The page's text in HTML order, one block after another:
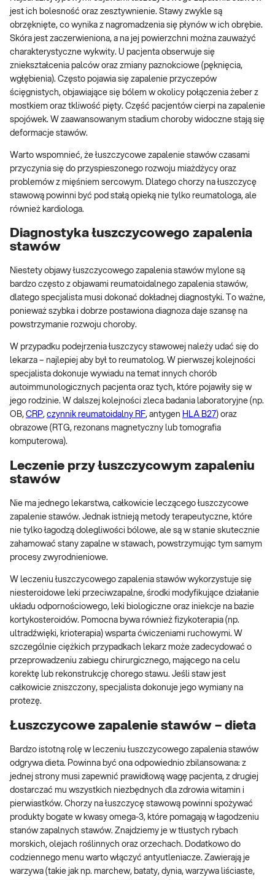
jest ich bolesność oraz zesztywnienie. Stawy zwykle są
obrzęknięte, co wynika z nagromadzenia się płynów w ich obrębie.
Skóra jest zaczerwieniona, a na jej powierzchni można zauważyć
charakterystyczne wykwity. U pacjenta obserwuje się
zniekształcenia palców oraz zmiany paznokciowe (pęknięcia,
wgłębienia). Często pojawia się zapalenie przyczepów
ścięgnistych, objawiające się bólem w okolicy połączenia żeber z
mostkiem oraz tkliwość pięty. Część pacjentów cierpi na zapalenie
spojówek. W zaawansowanym stadium choroby widoczne stają się
deformacje stawów.
Warto wspomnieć, że łuszczycowe zapalenie stawów czasami
przyczynia się do przyspieszonego rozwoju miażdżycy oraz
problemów z mięśniem sercowym. Dlatego chorzy na łuszczycę
stawową powinni być pod stałą opieką nie tylko reumatologa, ale
również kardiologa.
Diagnostyka łuszczycowego zapalenia
stawów
Niestety objawy łuszczycowego zapalenia stawów mylone są
bardzo często z objawami reumatoidalnego zapalenia stawów,
dlatego specjalista musi dokonać dokładnej diagnostyki. To ważne,
ponieważ szybka i dobrze postawiona diagnoza daje szansę na
powstrzymanie rozwoju choroby.
W przypadku podejrzenia łuszczycy stawowej należy udać się do
lekarza – najlepiej aby był to reumatolog. W pierwszej kolejności
specjalista dokonuje wywiadu na temat innych chorób
autoimmunologicznych pacjenta oraz tych, które pojawiły się w
jego rodzinie. W dalszej kolejności zleca badania laboratoryjne (np.
OB, CRP, czynnik reumatoidalny RF, antygen HLA B27) oraz
obrazowe (RTG, rezonans magnetyczny lub tomografia
komputerowa).
Leczenie przy łuszczycowym zapaleniu
stawów
Nie ma jednego lekarstwa, całkowicie leczącego łuszczycowe
zapalenie stawów. Jednak istnieją metody terapeutyczne, które
nie tylko łagodzą dolegliwości bólowe, ale są w stanie skutecznie
zahamować stany zapalne w stawach, powstrzymując tym samym
procesy zwyrodnieniowe.
W leczeniu łuszczycowego zapalenia stawów wykorzystuje się
niesteroidowe leki przeciwzapalne, środki modyfikujące działanie
układu odpornościowego, leki biologiczne oraz iniekcje na bazie
kortykosteroidów. Pomocna bywa również fizykoterapia (np.
ultradźwięki, krioterapia) wsparta ćwiczeniami ruchowymi. W
szczególnie ciężkich przypadkach lekarz może zadecydować o
przeprowadzeniu zabiegu chirurgicznego, mającego na celu
korektę lub rekonstrukcję chorego stawu. Jeśli staw jest
całkowicie zniszczony, specjalista dokonuje jego wymiany na
protezę.
Łuszczycowe zapalenie stawów – dieta
Bardzo istotną rolę w leczeniu łuszczycowego zapalenia stawów
odgrywa dieta. Powinna być ona odpowiednio zbilansowana: z
jednej strony musi zapewnić prawidłową wagę pacjenta, z drugiej
dostarczać mu wszystkich niezbędnych dla zdrowia witamin i
pierwiastków. Chorzy na łuszczycę stawową powinni spożywać
produkty bogate w kwasy omega-3, które pomagają w łagodzeniu
stanów zapalnych stawów. Znajdziemy je w tłustych rybach
morskich, olejach roślinnych oraz orzechach. Dodatkowo do
codziennego menu warto włączyć antyutleniacze. Zawierają je
warzywa (takie jak np. marchew, bataty, dynia, warzywa liściaste,